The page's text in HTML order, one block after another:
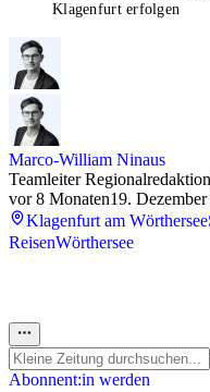
Klagenfurt erfolgen
Marco-William Ninaus
Teamleiter
vor 8 Monaten19.
Klagenfurt am Wörthersee
ReisenWörthersee
Abonnent:in werden